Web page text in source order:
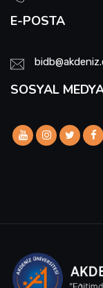
E-POSTA
SOSYAL